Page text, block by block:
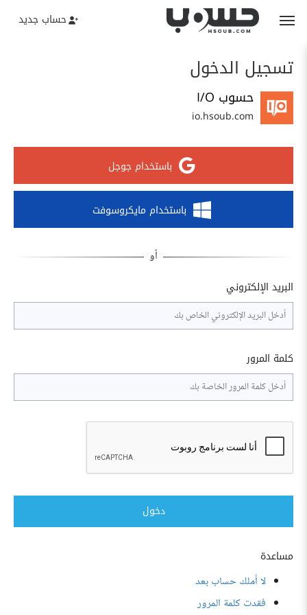
حساب جديد
تسجيل الدخول
حسوب I/O
io.hsoub.com
باستخدام جوجل
باستخدام مايكروسوفت
البريد الإلكتروني
كلمة المرور
دخول
مساعدة
لا أملك حساب بعد
فقدت كلمة المرور